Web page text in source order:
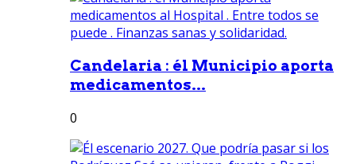
Candelaria : él Municipio aporta
medicamentos...
0